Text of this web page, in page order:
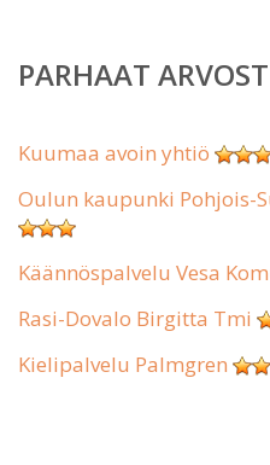
PARHAAT
Kuumaa avoin yhtiö
Oulun kaupunki Pohjois-
Käännöspalvelu Vesa
Rasi-Dovalo Birgitta Tmi
Kielipalvelu Palmgren